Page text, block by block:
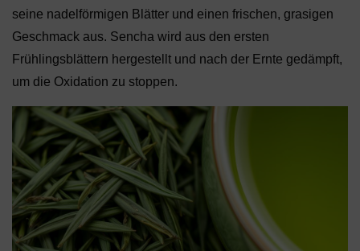
seine nadelförmigen Blätter und einen frischen, grasigen
Geschmack aus. Sencha wird aus den ersten
Frühlingsblättern hergestellt und nach der Ernte gedämpft,
um die Oxidation zu stoppen.